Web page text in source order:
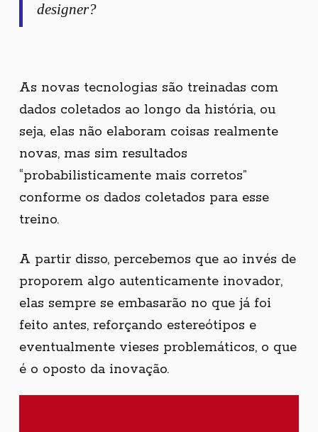
designer?
As novas tecnologias são treinadas com
dados coletados ao longo da história, ou
seja, elas não elaboram coisas realmente
novas, mas sim resultados
“probabilisticamente mais corretos”
conforme os dados coletados para esse
treino.
A partir disso, percebemos que ao invés de
proporem algo autenticamente inovador,
elas sempre se embasarão no que já foi
feito antes, reforçando estereótipos e
eventualmente vieses problemáticos, o que
é o oposto da inovação.